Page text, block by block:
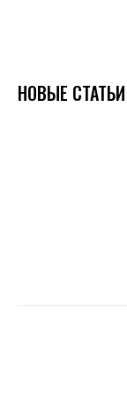
НОВЫЕ СТАТЬИ